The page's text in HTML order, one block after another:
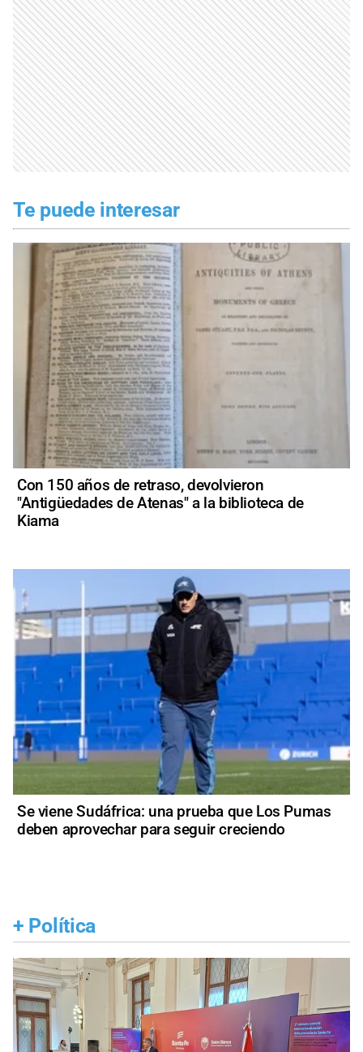
Te puede interesar
Con 150 años de retraso, devolvieron
"Antigüedades de Atenas" a la biblioteca de
Kiama
Se viene Sudáfrica: una prueba que Los Pumas
deben aprovechar para seguir creciendo
+ Política